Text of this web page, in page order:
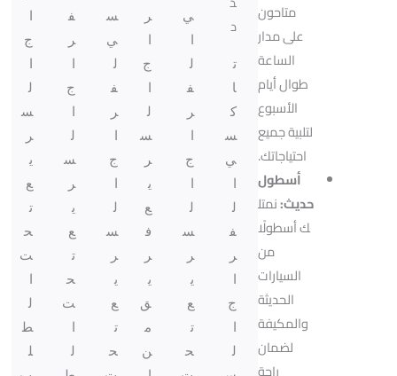
متاحون
على مدار
الساعة
طوال أيام
الأسبوع
لتلبية جميع
احتياجاتك.
أسطول
حديث:نمتل
ك أسطولًا
من
السيارات
الحديثة
والمكيفة
لضمان
راحة
د
ت
ا
ك
س
ي
ل
ف
ر
ج
ل
ي
ل
ف
ر
ج
ل
س
ر
ي
ع
ت
ح
ر
ج
ل
س
ر
ي
ع
ف
ر
ي
ق
م
ن
س
ي
ل
ف
ر
ج
ل
س
ر
ي
ع
ت
ح
ف
ر
ج
ل
س
ر
ي
ع
ت
ح
ت
ل
ج
ل
س
ر
ي
ع
ت
ح
ت
ل
ط
ل